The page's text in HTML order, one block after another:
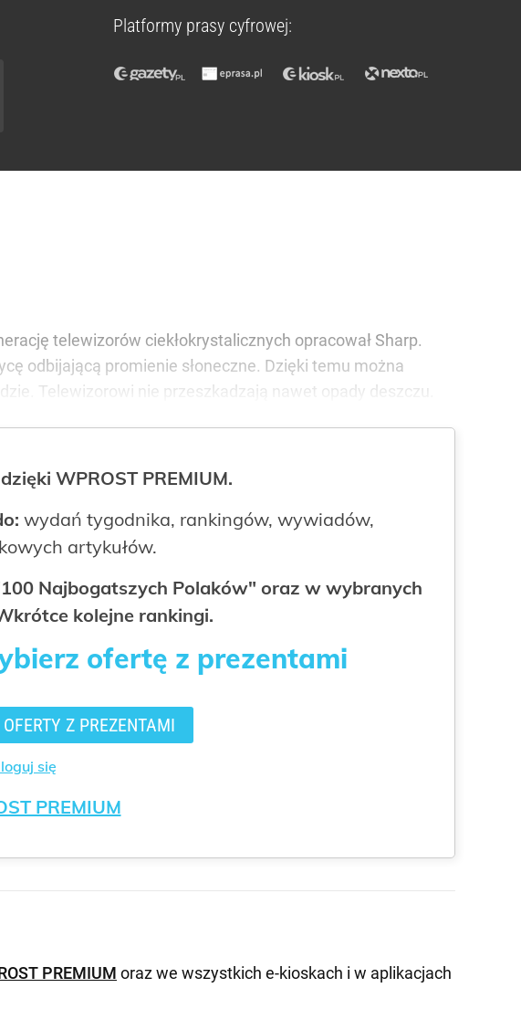
Platformy prasy cyfrowej:
telewizorów ciekłokrystalicznych opracował Sharp.
odbijającą promienie słoneczne. Dzięki temu można
Telewizorowi nie przeszkadzają nawet opady deszczu.
WPROST PREMIUM.
wydań tygodnika, rankingów, wywiadów,
artykułów.
Najbogatszych Polaków" oraz w wybranych
kolejne rankingi.
ofertę z prezentami
OFERTY Z PREZENTAMI
się
PREMIUM
PREMIUM oraz we wszystkich e-kioskach i w aplikacjach